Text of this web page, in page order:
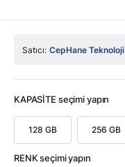
Satıcı: CepHane Teknoloji
KAPASİTE seçimi yapın
128 GB 256 GB
RENK seçimi yapın